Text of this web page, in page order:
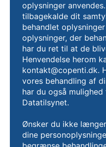
oplysninger
tilbagekalde dit
behandlet
oplysninger, der
har du ret til at de
Henvendelse herom
kontakt@copenti.dk.
vores behandling af
har du også
Datatilsynet.
Ønsker du ikke
dine